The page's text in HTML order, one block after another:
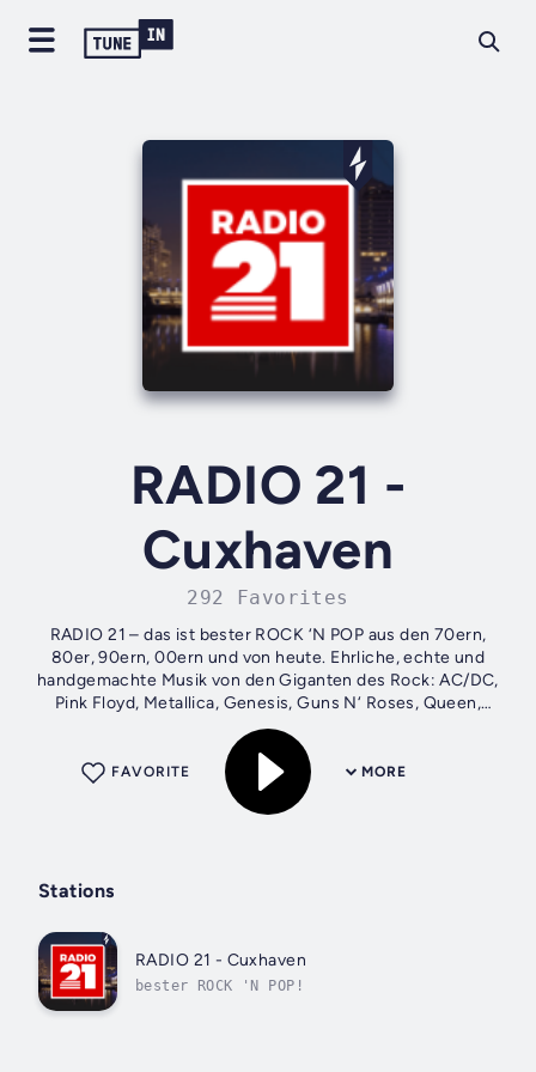
RADIO 21 -
Cuxhaven
292 Favorites
RADIO 21 – das ist bester ROCK ‘N POP aus den 70ern,
80er, 90ern, 00ern und von heute. Ehrliche, echte und
handgemachte Musik von den Giganten des Rock: AC/DC,
Pink Floyd, Metallica, Genesis, Guns N‘ Roses, Queen,
Nirvana, U2, The Rolling Stones,...
MORE
FAVORITE
Stations
RADIO 21 - Cuxhaven
bester ROCK 'N POP!